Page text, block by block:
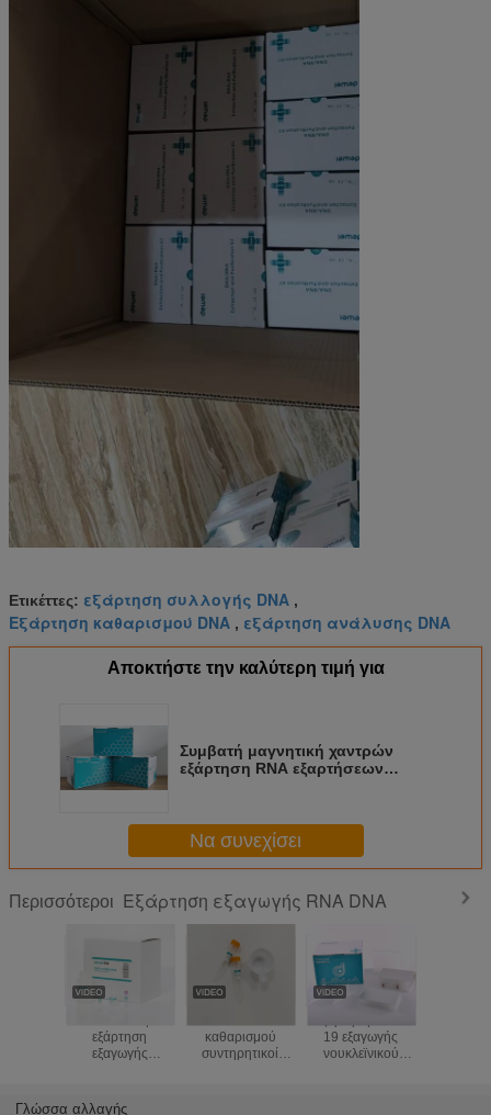
Ετικέττες: εξάρτηση συλλογής DNA ,
Εξάρτηση καθαρισμού DNA , εξάρτηση ανάλυσης DNA
Αποκτήστε την καλύτερη τιμή για
Συμβατή μαγνητική χαντρών
εξάρτηση RNA εξαρτήσεων
Zybio Thermofisher Polular
Να συνεχίσει
Περισσότεροι Εξάρτηση εξαγωγής RNA DNA
εξάρτηση
εξαγωγής
σκαμνιών
καθαρισμού
συντηρητικοί
19 εξαγωγής
νουκλεϊνικού
Γλώσσα αλλαγής